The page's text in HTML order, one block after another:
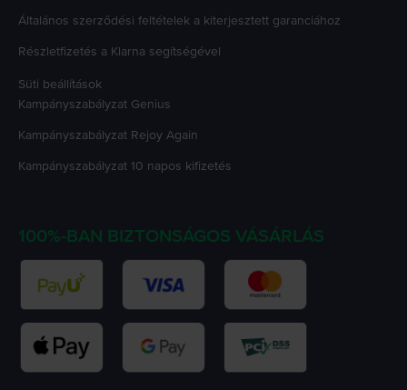
Általános szerződési feltételek a kiterjesztett garanciához
Részletfizetés a Klarna segítségével
Süti beállítások
Kampányszabályzat Genius
Kampányszabályzat Rejoy Again
Kampányszabályzat 10 napos kifizetés
100%-BAN BIZTONSÁGOS VÁSÁRLÁS